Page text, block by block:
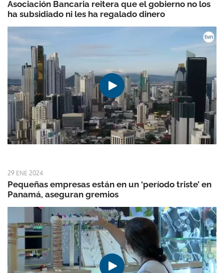
Asociación Bancaria reitera que el gobierno no los
ha subsidiado ni les ha regalado dinero
29 ENE 2024
Pequeñas empresas están en un ‘período triste’ en
Panamá, aseguran gremios